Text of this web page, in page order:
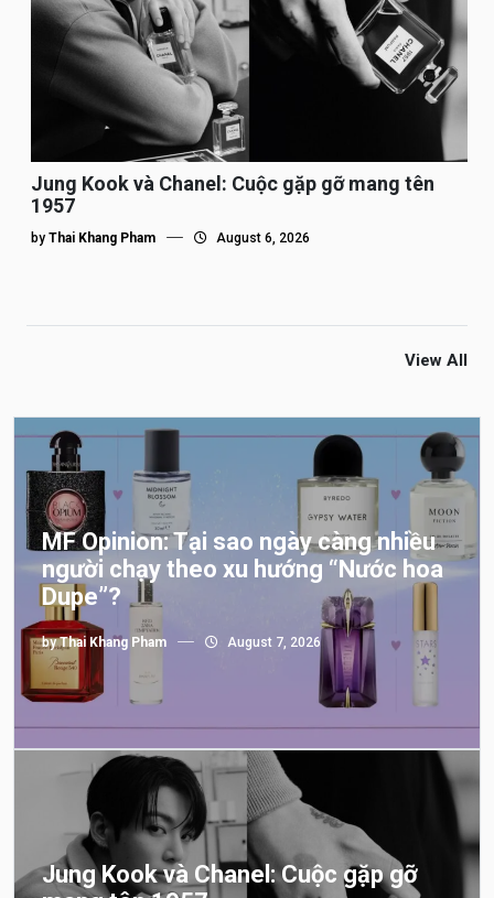
Jung Kook và Chanel: Cuộc gặp gỡ mang tên
1957
by Thai Khang Pham August 6, 2026
View All
MF Opinion: Tại sao ngày càng nhiều
người chạy theo xu hướng “Nước hoa
Dupe”?
byThai Khang Pham August 7, 2026
Jung Kook và Chanel: Cuộc gặp gỡ